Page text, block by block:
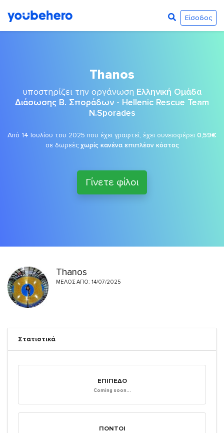
Είσοδος
Thanos
υποστηρίζει την οργάνωση Ελληνική Ομάδα
Διάσωσης Β. Σποράδων - Hellenic Rescue Team
Ν.Sporades
Από 14 Ιουλίου του 2025 που έχει γραφτεί, έχει συνεισφέρει 0,59€
σε δωρεές χωρίς κανένα επιπλέον κόστος
Γίνετε φίλοι
Thanos
ΜΈΛΟΣ ΑΠΌ: 14/07/2025
Στατιστικά
ΕΠΊΠΕΔΟ
Coming soon...
ΠΌΝΤΟΙ